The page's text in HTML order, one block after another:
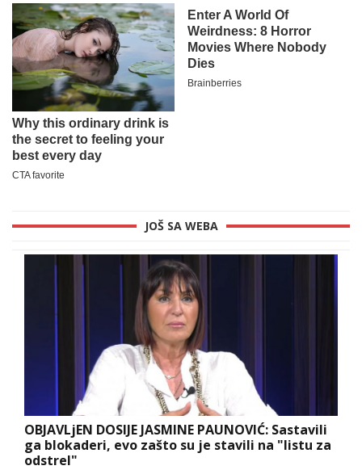
JOŠ SA WEBA
OBJAVLjEN DOSIJE JASMINE PAUNOVIĆ: Sastavili
ga blokaderi, evo zašto su je stavili na "listu za
odstrel"